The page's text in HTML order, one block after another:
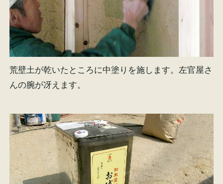
荒壁土が乾いたところに中塗りを施します。左官屋さ
んの腕が冴えます。